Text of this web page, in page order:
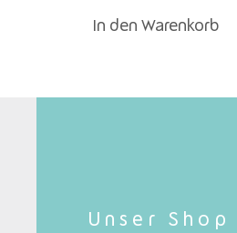
In den Warenkorb
Unser Shop